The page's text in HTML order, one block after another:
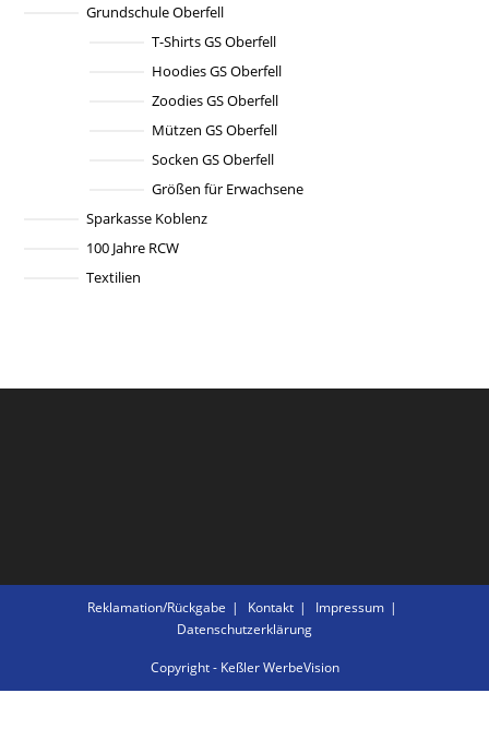
Grundschule Oberfell
T-Shirts GS Oberfell
Hoodies GS Oberfell
Zoodies GS Oberfell
Mützen GS Oberfell
Socken GS Oberfell
Größen für Erwachsene
Sparkasse Koblenz
100 Jahre RCW
Textilien
Reklamation/Rückgabe Kontakt
Impressum
Datenschutzerklärung
Copyright - Keßler WerbeVision